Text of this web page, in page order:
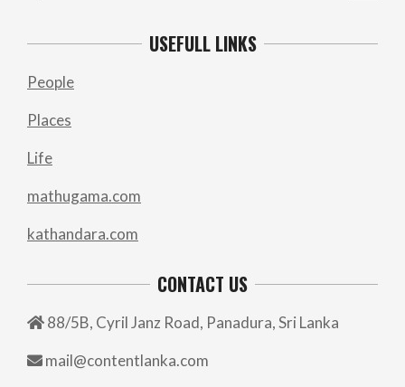
USEFULL LINKS
People
Places
Life
mathugama.com
kathandara.com
CONTACT US
88/5B, Cyril Janz Road, Panadura, Sri Lanka
mail@contentlanka.com